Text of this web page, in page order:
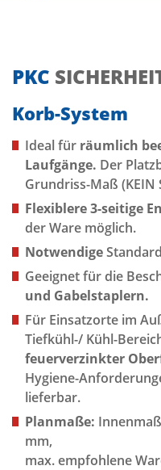
PKC
Korb-System
Ideal für räumlich
Laufgänge. Der
Grundriss-Maß
Flexiblere 3-seitige
der Ware möglich.
Notwendige
Geeignet für die
und Gabelstaplern.
Für Einsatzorte im
Tiefkühl-/ Kühl-
feuerverzinkter
Hygiene-
lieferbar.
Planmaße:
mm,
max. empfohlene